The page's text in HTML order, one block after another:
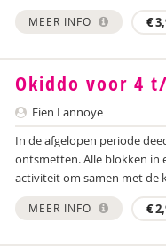
MEER INFO €
Okiddo voor 4
Fien Lannoye
In de afgelopen periode
ontsmetten. Alle blokken in
activiteit om samen met de
MEER INFO €